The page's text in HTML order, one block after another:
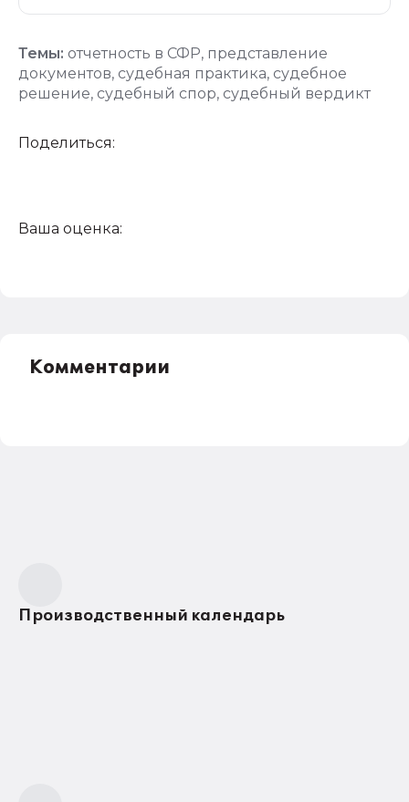
Темы: отчетность в СФР, представление
документов, судебная практика, судебное
решение, судебный спор, судебный вердикт
Поделиться:
Ваша оценка:
Комментарии
Производственный календарь